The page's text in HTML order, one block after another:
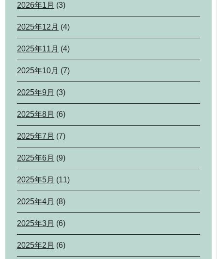
2026年1月 (3)
2025年12月 (4)
2025年11月 (4)
2025年10月 (7)
2025年9月 (3)
2025年8月 (6)
2025年7月 (7)
2025年6月 (9)
2025年5月 (11)
2025年4月 (8)
2025年3月 (6)
2025年2月 (6)